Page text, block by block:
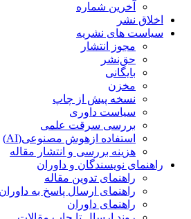
آخرین شماره
اخلاق نشر
سیاست های نشریه
مجوز انتشار
حق‌نشر
بایگانی
مخزن
نسخه پیش از چاپ
سیاست داوری
بررسی سرقت علمی
استفاده ازهوش مصنوعی(AI)
هزینه بررسی و انتشار مقاله
راهنمای نویسندگان و داوران
راهنمای تدوین مقاله
راهنمای ارسال پاسخ به
راهنمای داوران